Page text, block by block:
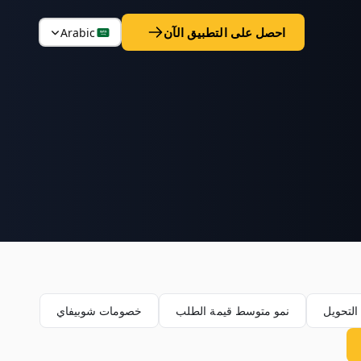
احصل على التطبيق الآن Arabic
نمو متوسط قيمة الطلب خصومات شوبيفاي